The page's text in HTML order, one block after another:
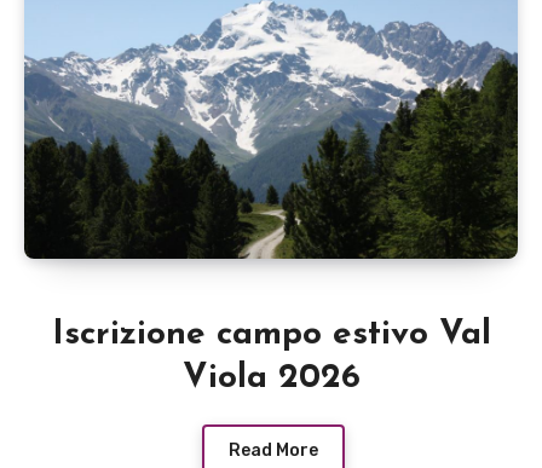
Iscrizione campo estivo Val
Viola 2026
Read More